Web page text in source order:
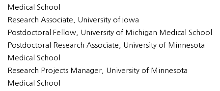
Medical School
Research Associate, University of Iowa
Postdoctoral Fellow, University of Michigan Medical School
Postdoctoral Research Associate, University of Minnesota
Medical School
Research Projects Manager, University of Minnesota
Medical School